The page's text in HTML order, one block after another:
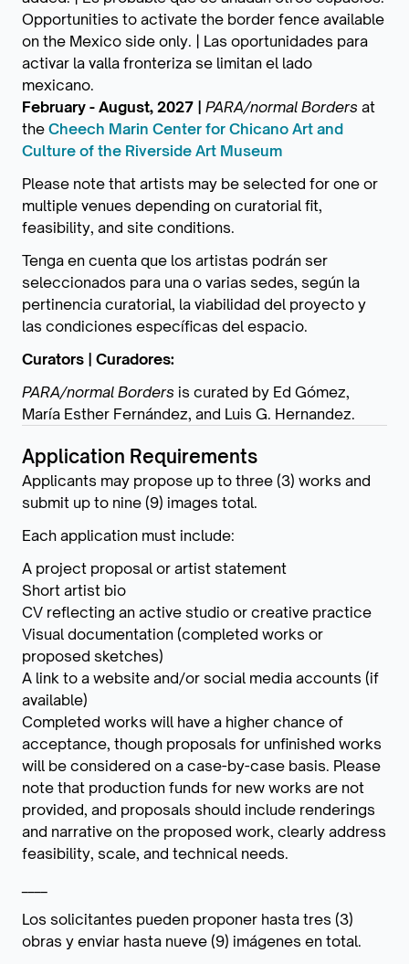
Opportunities to activate the border fence available
on the Mexico side only. | Las oportunidades para
activar la valla fronteriza se limitan el lado
mexicano.
February - August, 2027 | PARA/normal Borders at
the Cheech Marin Center for Chicano Art and
Culture of the Riverside Art Museum
Please note that artists may be selected for one or
multiple venues depending on curatorial fit,
feasibility, and site conditions.
Tenga en cuenta que los artistas podrán ser
seleccionados para una o varias sedes, según la
pertinencia curatorial, la viabilidad del proyecto y
las condiciones específicas del espacio.
Curators | Curadores:
PARA/normal Borders is curated by Ed Gómez,
María Esther Fernández, and Luis G. Hernandez.
Application Requirements
Applicants may propose up to three (3) works and
submit up to nine (9) images total.
Each application must include:
A project proposal or artist statement
Short artist bio
CV reflecting an active studio or creative practice
Visual documentation (completed works or
proposed sketches)
A link to a website and/or social media accounts (if
available)
Completed works will have a higher chance of
acceptance, though proposals for unfinished works
will be considered on a case-by-case basis. Please
note that production funds for new works are not
provided, and proposals should include renderings
and narrative on the proposed work, clearly address
feasibility, scale, and technical needs.
Los solicitantes pueden proponer hasta tres (3)
obras y enviar hasta nueve (9) imágenes en total.